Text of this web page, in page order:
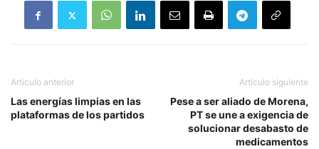
Artículo anterior
Las energías limpias en las
plataformas de los partidos
Artículo siguiente
Pese a ser aliado de Morena,
PT se une a exigencia de
solucionar desabasto de
medicamentos